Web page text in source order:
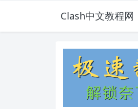
Clash中文教程网